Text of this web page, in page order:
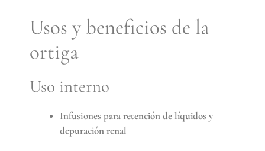
Usos y beneficios de la
ortiga
Uso interno
Infusiones pararetención de líquidos y
depuración renal